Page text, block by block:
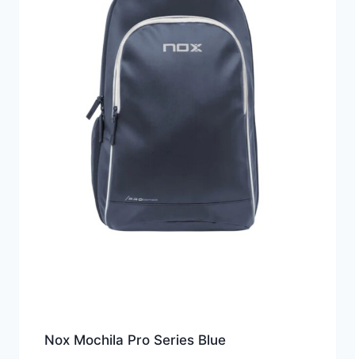
Nox Mochila Pro Series Blue